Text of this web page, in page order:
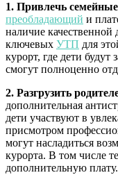
1. Привлечь
преобладающий и
наличие
ключевых УТП для
курорт, где дети будут
смогут полноценно
2. Разгрузить
дополнительная
дети участвуют в
присмотром
могут насладиться
курорта. В том числе
дополнительную плату.